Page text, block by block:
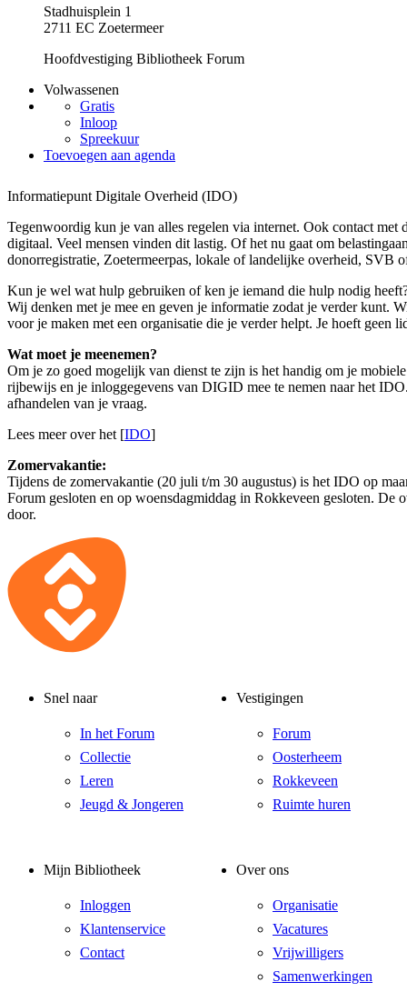
Stadhuisplein 1
2711 EC Zoetermeer
Hoofdvestiging Bibliotheek Forum
Volwassenen
Gratis
Inloop
Spreekuur
Toevoegen aan agenda
Informatiepunt Digitale Overheid (IDO)
Tegenwoordig kun je van alles regelen via internet. Ook contact met
digitaal. Veel mensen vinden dit lastig. Of het nu gaat om
donorregistratie, Zoetermeerpas, lokale of landelijke overheid, SVB
Kun je wel wat hulp gebruiken of ken je iemand die hulp nodig
Wij denken met je mee en geven je informatie zodat je verder kunt.
voor je maken met een organisatie die je verder helpt. Je hoeft geen
Wat moet je meenemen?
Om je zo goed mogelijk van dienst te zijn is het handig om je
rijbewijs en je inloggegevens van DIGID mee te nemen naar het
afhandelen van je vraag.
Lees meer over het [IDO]
Zomervakantie:
Tijdens de zomervakantie (20 juli t/m 30 augustus) is het IDO op
Forum gesloten en op woensdagmiddag in Rokkeveen gesloten. De
door.
Snel naar
In het Forum
Collectie
Leren
Jeugd & Jongeren
Vestigingen
Forum
Oosterheem
Rokkeveen
Ruimte huren
Mijn Bibliotheek
Inloggen
Klantenservice
Contact
Over ons
Organisatie
Vacatures
Vrijwilligers
Samenwerkingen